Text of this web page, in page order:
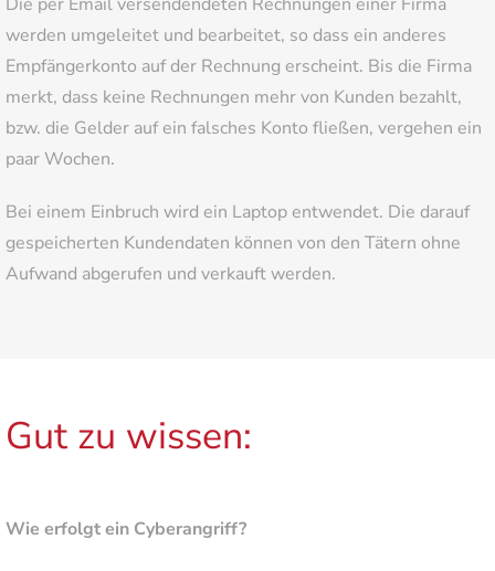
werden umgeleitet und bearbeitet, so dass ein anderes
Empfängerkonto auf der Rechnung erscheint. Bis die Firma
merkt, dass keine Rechnungen mehr von Kunden bezahlt,
bzw. die Gelder auf ein falsches Konto fließen, vergehen ein
paar Wochen.
Bei einem Einbruch wird ein Laptop entwendet. Die darauf
gespeicherten Kundendaten können von den Tätern ohne
Aufwand abgerufen und verkauft werden.
Gut zu wissen:
Wie erfolgt ein Cyberangriff?